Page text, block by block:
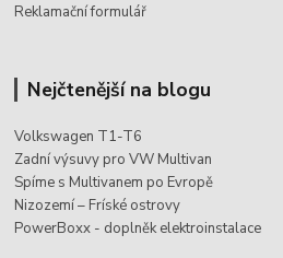
Reklamační formulář
Nejčtenější na blogu
Volkswagen T1-T6
Zadní výsuvy pro VW Multivan
Spíme s Multivanem po Evropě
Nizozemí – Fríské ostrovy
PowerBoxx - doplněk elektroinstalace